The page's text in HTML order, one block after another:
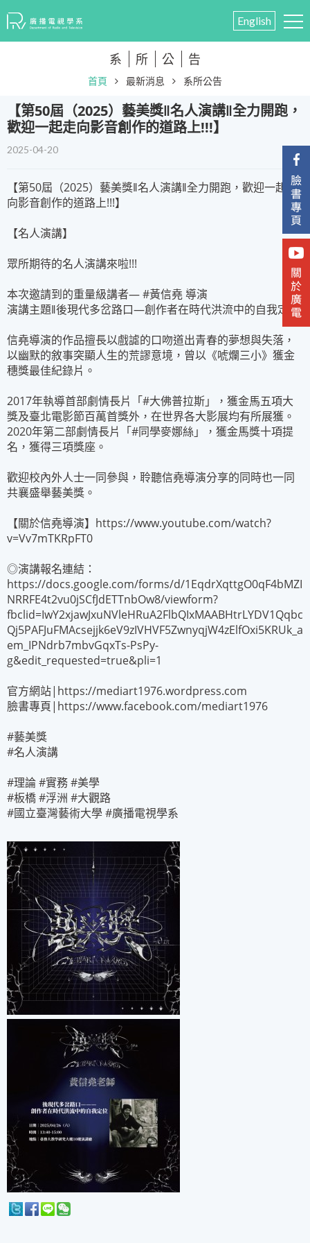
English
系 所 公 告
首頁 最新消息 系所公告
​【第50屆（2025）藝美獎‖名人演講‖全力開跑，
歡迎一起走向影音創作的道路上!!!】
2025-04-20
【第50屆（2025）藝美獎‖名人演講‖全力開跑，歡迎一起走
向影音創作的道路上!!!】
【名人演講】
眾所期待的名人演講來啦!!!
本次邀請到的重量級講者— #黃信堯 導演
演講主題‖後現代多岔路口—創作者在時代洪流中的自我定位
信堯導演的作品擅長以戲謔的口吻道出青春的夢想與失落，
以幽默的敘事突顯人生的荒謬意境，曾以《唬爛三小》獲金
穗獎最佳紀錄片。
2017年執導首部劇情長片「#大佛普拉斯」，獲金馬五項大
獎及臺北電影節百萬首獎外，在世界各大影展均有所展獲。
2020年第二部劇情長片「#同學麥娜絲」，獲金馬獎十項提
名，獲得三項獎座。
歡迎校內外人士一同參與，聆聽信堯導演分享的同時也一同
共襄盛舉藝美獎。
【關於信堯導演】https://www.youtube.com/watch?
v=Vv7mTKRpFT0
◎演講報名連結：
https://docs.google.com/forms/d/1EqdrXqttgO0qF4bMZI
NRRFE4t2vu0jSCfJdETTnbOw8/viewform?
fbclid=IwY2xjawJxuNVleHRuA2FlbQIxMAABHtrLYDV1Qqbc
Qj5PAFJuFMAcsejjk6eV9zIVHVF5ZwnyqjW4zElfOxi5KRUk_a
em_IPNdrb7mbvGqxTs-PsPy-
g&edit_requested=true&pli=1
官方網站|https://mediart1976.wordpress.com
臉書專頁|https://www.facebook.com/mediart1976
#藝美獎
#名人演講
#理論 #實務 #美學
#板橋 #浮洲 #大觀路
#國立臺灣藝術大學 #廣播電視學系